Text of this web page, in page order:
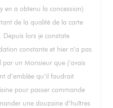
en a obtenu la concession)
de la qualité de la carte
Depuis lors je constate
constante et hier n’a pas
un Monsieur que j’avais
d’emblée qu’il faudrait
pour passer commande
une douzaine d’huîtres